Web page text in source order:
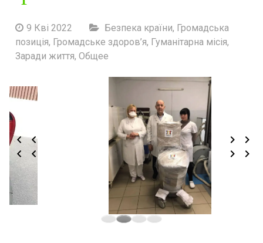
9 Кві 2022 Безпека країни, Громадська
позиція, Громадське здоров’я, Гуманітарна місія,
Заради життя, Общее